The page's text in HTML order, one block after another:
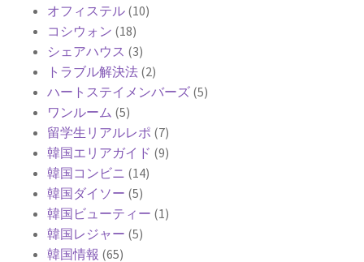
オフィステル (10)
コシウォン (18)
シェアハウス (3)
トラブル解決法 (2)
ハートステイメンバーズ (5)
ワンルーム (5)
留学生リアルレポ (7)
韓国エリアガイド (9)
韓国コンビニ (14)
韓国ダイソー (5)
韓国ビューティー (1)
韓国レジャー (5)
韓国情報 (65)